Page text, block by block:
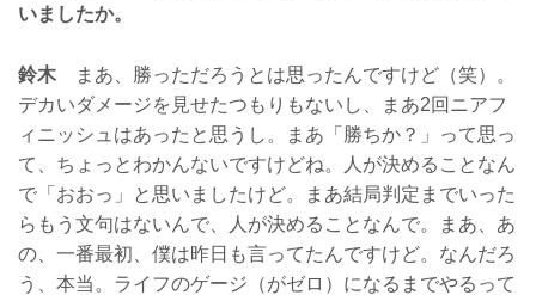
いましたか。
鈴木 まあ、勝っただろうとは思ったんですけど（笑）。
デカいダメージを見せたつもりもないし、まあ2回ニアフ
ィニッシュはあったと思うし。まあ「勝ちか？」って思っ
て、ちょっとわかんないですけどね。人が決めることなん
で「おおっ」と思いましたけど。まあ結局判定までいった
らもう文句はないんで、人が決めることなんで。まあ、あ
の、一番最初、僕は昨日も言ってたんですけど。なんだろ
う、本当。ライフのゲージ（がゼロ）になるまでやるって